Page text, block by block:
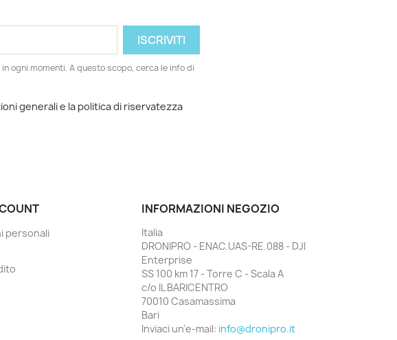
ogni momenti. A questo scopo, cerca le info di
generali e la politica di riservatezza
personali
INFORMAZIONI NEGOZIO
Italia
DRONIPRO - ENAC.UAS-RE.088 - DJI
Enterprise
SS 100 km 17 - Torre C - Scala A
c/o IL BARICENTRO
70010 Casamassima
Bari
Inviaci un'e-mail: info@dronipro.it